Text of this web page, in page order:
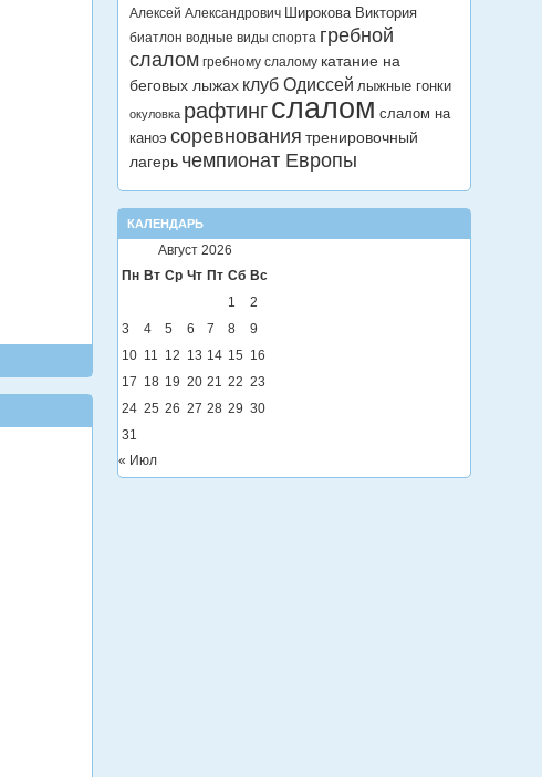
Алексей Александрович Широкова Виктория
биатлон водные виды спорта гребной
слалом гребному слалому катание на
беговых лыжах клуб Одиссей лыжные гонки
окуловка рафтингслалом слалом на
каноэ соревнования тренировочный
лагерь чемпионат Европы
КАЛЕНДАРЬ
Август 2026
Пн Вт Ср Чт Пт Сб Вс
1
2
3
4 5 6 7 8
9
10 11 12 13 14 15 16
17 18 19 20 21 22 23
24 25 26 27 28 29 30
31
« Июл